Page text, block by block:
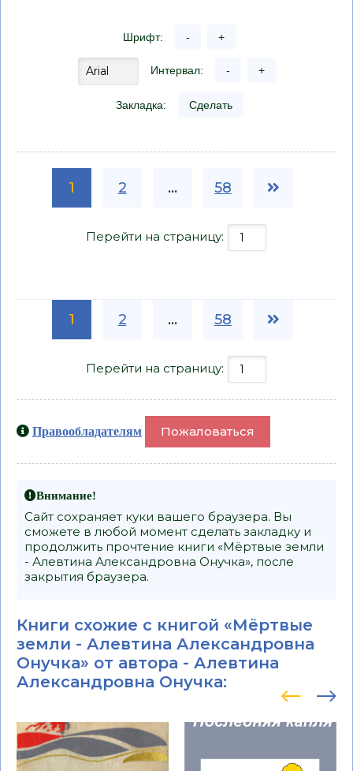
Шрифт: - +
Интервал: - +
Закладка: Сделать
1 2 ... 58
Перейти на страницу:
1 2 ... 58
Перейти на страницу:
Правообладателям Пожаловаться
Внимание!
Сайт сохраняет куки вашего браузера. Вы
сможете в любой момент сделать закладку и
продолжить прочтение книги «Мёртвые земли
- Алевтина Александровна Онучка», после
закрытия браузера.
Книги схожие с книгой «Мёртвые
земли - Алевтина Александровна
Онучка» от автора - Алевтина
Александровна Онучка: